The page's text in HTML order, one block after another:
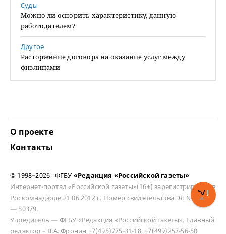
Суды
Можно ли оспорить характеристику, данную
работодателем?
Другое
Расторжение договора на оказание услуг между
физлицами
О проекте
Контакты
© 1998–2026 ФГБУ «Редакция «Российской газеты»
Интернет-портал «Российской газеты»(16+) зарегистрирован в
Роскомнадзоре 21.06.2012 г. Номер свидетельства ЭЛ № ФС 77
— 50379.
Учредитель — ФГБУ «Редакция «Российской газеты». Главный
редактор – В.А. Фронин +7(495)775-31-18, +7(499)257-56-50